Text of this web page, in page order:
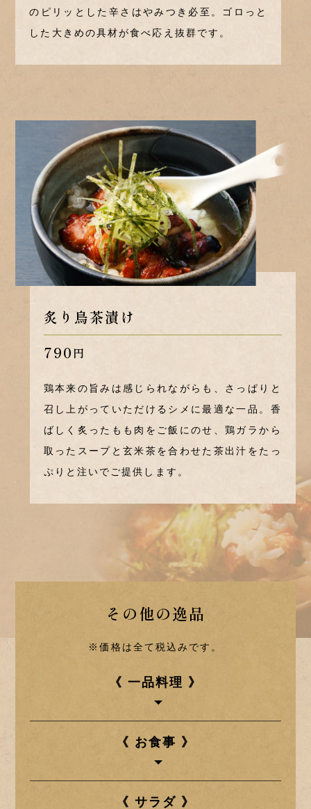
のピリッとした辛さはやみつき必至。ゴロっと
した大きめの具材が食べ応え抜群です。
炙り鳥茶漬け
790 円
鶏本来の旨みは感じられながらも、さっぱりと
召し上がっていただけるシメに最適な一品。 香
ばしく炙ったもも肉をご飯にのせ、鶏ガラから
取ったスープと玄米茶を合わせた茶出汁をたっ
ぷりと注いでご提供します。
その他の逸品
※価格は全て税込みです。
《 一品料理 》
《 お食事 》
《 サラダ 》